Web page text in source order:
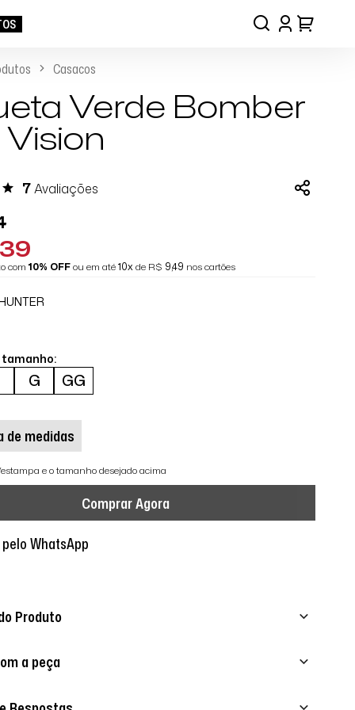
Casacos
Verde Bomber
Vision
7Avaliações
com10% OFFou em até10xde R$ 9,49 nos cartões
tamanho:
G GG
de medidas
e o tamanho desejado acima
Comprar Agora
WhatsApp
Produto
a peça